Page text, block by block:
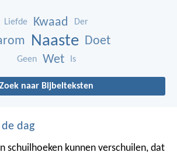
Liefde Kwaad Der
Naaste Doet
Geen Wet Is
Zoek naar Bijbelteksten
dag
schuilhoeken kunnen verschuilen, dat